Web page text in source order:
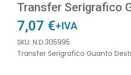
Transfer Serigrafico
7,07 €+IVA
SKU: N.D.305995
Transfer Serigrafico Guanto